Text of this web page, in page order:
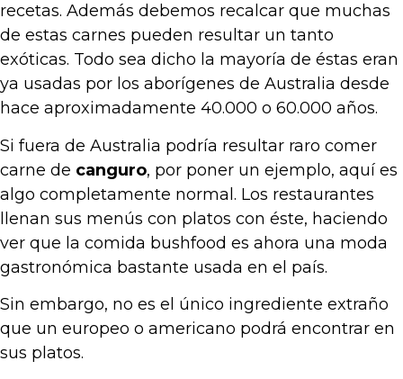
recetas. Además debemos recalcar que muchas
de estas carnes pueden resultar un tanto
exóticas. Todo sea dicho la mayoría de éstas eran
ya usadas por los aborígenes de Australia desde
hace aproximadamente 40.000 o 60.000 años.
Si fuera de Australia podría resultar raro comer
carne de canguro, por poner un ejemplo, aquí es
algo completamente normal. Los restaurantes
llenan sus menús con platos con éste, haciendo
ver que la comida bushfood es ahora una moda
gastronómica bastante usada en el país.
Sin embargo, no es el único ingrediente extraño
que un europeo o americano podrá encontrar en
sus platos.